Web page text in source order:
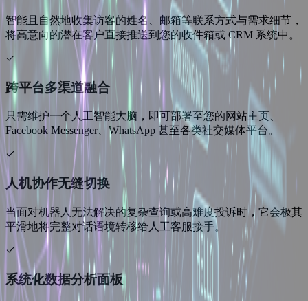
智能且自然地收集访客的姓名、邮箱等联系方式与需求细节，
将高意向的潜在客户直接推送到您的收件箱或 CRM 系统中。
跨平台多渠道融合
只需维护一个人工智能大脑，即可部署至您的网站主页、
Facebook Messenger、WhatsApp 甚至各类社交媒体平台。
人机协作无缝切换
当面对机器人无法解决的复杂查询或高难度投诉时，它会极其
平滑地将完整对话语境转移给人工客服接手。
系统化数据分析面板